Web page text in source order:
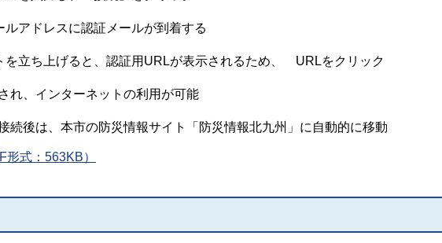
ルアドレスに認証メールが到着する
を立ち上げると、認証用URLが表示されるため、 URLをクリック
れ、インターネットの利用が可能
続後は、本市の防災情報サイト「防災情報北九州」に自動的に移動
式：563KB）